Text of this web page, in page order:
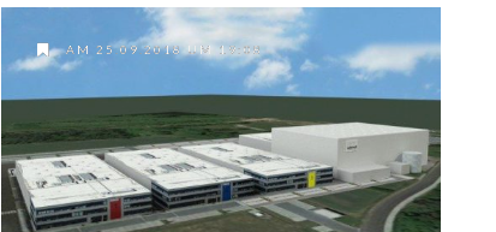
AM 25.09.2018 UM 19:08